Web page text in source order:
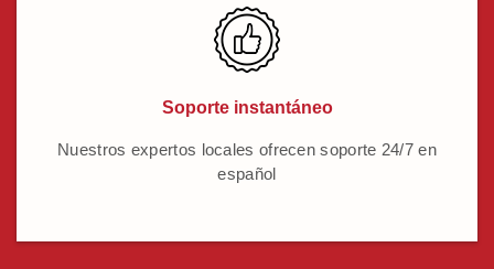
Soporte instantáneo
Nuestros expertos locales ofrecen soporte 24/7 en
español